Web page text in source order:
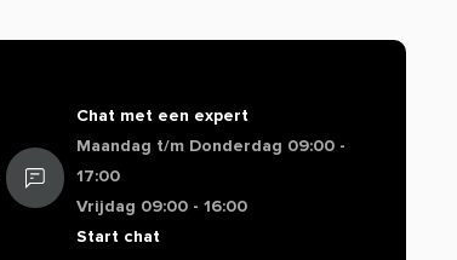
Chat met een expert
Maandag t/m Donderdag 09:00 -
17:00
Vrijdag 09:00 - 16:00
Start chat